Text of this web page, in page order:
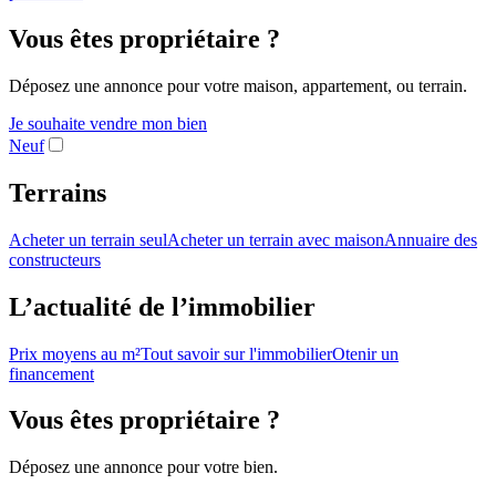
Vous êtes propriétaire ?
Déposez une annonce pour votre maison, appartement, ou terrain.
Je souhaite vendre mon bien
Neuf
Terrains
Acheter un terrain seulAcheter un terrain avec maisonAnnuaire des
constructeurs
L’actualité de l’immobilier
Prix moyens au m²Tout savoir sur l'immobilierOtenir un
financement
Vous êtes propriétaire ?
Déposez une annonce pour votre bien.